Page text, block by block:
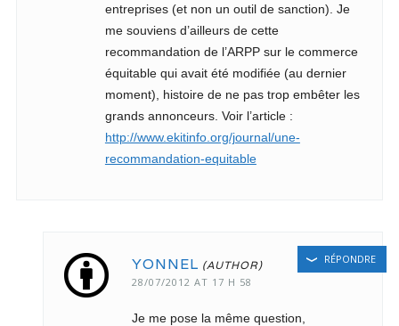
entreprises (et non un outil de sanction). Je
me souviens d’ailleurs de cette
recommandation de l’ARPP sur le commerce
équitable qui avait été modifiée (au dernier
moment), histoire de ne pas trop embêter les
grands annonceurs. Voir l’article :
http://www.ekitinfo.org/journal/une-
recommandation-equitable
YONNEL
28/07/2012 AT 17 H 58
Je me pose la même question,
RÉPONDRE